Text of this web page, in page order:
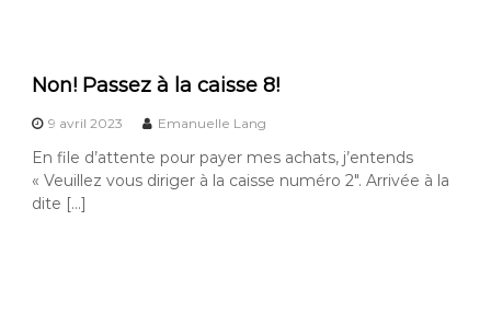
Non! Passez à la caisse 8!
9 avril 2023 Emanuelle Lang
En file d’attente pour payer mes achats, j’entends
« Veuillez vous diriger à la caisse numéro 2″. Arrivée à la
dite […]